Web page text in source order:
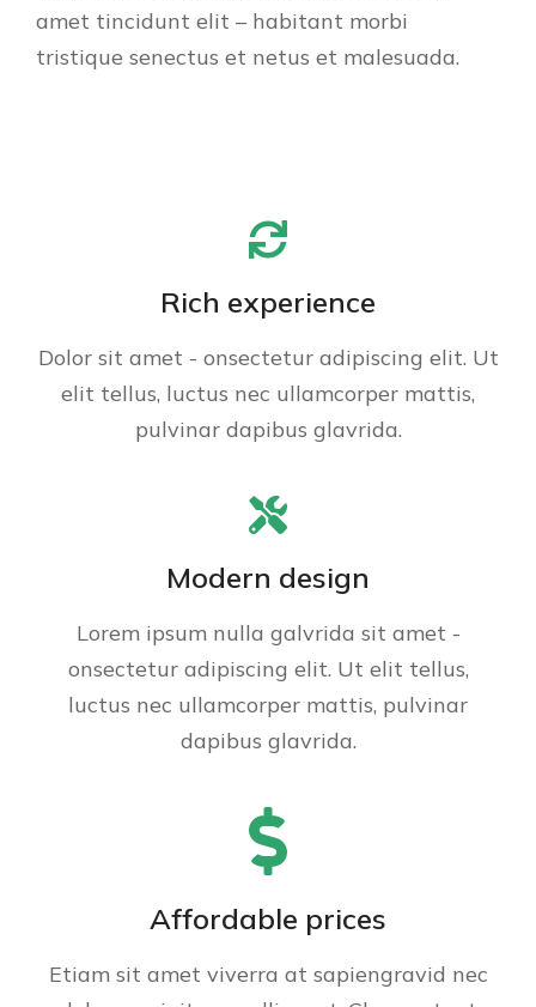
amet tincidunt elit – habitant morbi
tristique senectus et netus et malesuada.
Rich experience
Dolor sit amet - onsectetur adipiscing elit. Ut
elit tellus, luctus nec ullamcorper mattis,
pulvinar dapibus glavrida.
Modern design
Lorem ipsum nulla galvrida sit amet -
onsectetur adipiscing elit. Ut elit tellus,
luctus nec ullamcorper mattis, pulvinar
dapibus glavrida.
Affordable prices
Etiam sit amet viverra at sapiengravid nec